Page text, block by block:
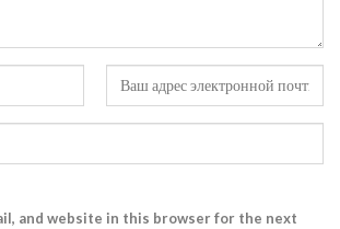
and website in this browser for the next